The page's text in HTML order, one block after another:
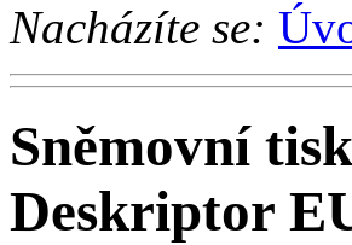
Nacházíte se:
Sněmovní
Deskriptor